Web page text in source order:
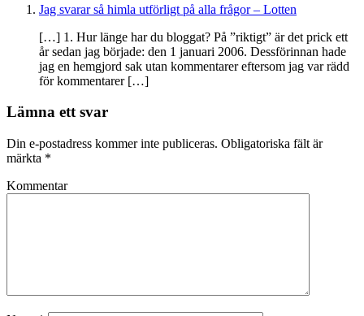
Jag svarar så himla utförligt på alla frågor – Lotten
[…] 1. Hur länge har du bloggat? På ”riktigt” är det prick ett
år sedan jag började: den 1 januari 2006. Dessförinnan hade
jag en hemgjord sak utan kommentarer eftersom jag var rädd
för kommentarer […]
Lämna ett svar
Din e-postadress kommer inte publiceras. Obligatoriska fält är
märkta *
Kommentar